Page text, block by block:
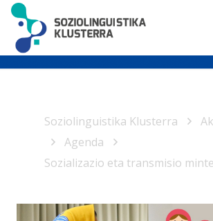
Soziolinguistika Klusterra
Agenda
Sozializazio eta transmisio